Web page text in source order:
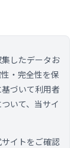
したデータお
・完全性を保
づいて利用者
いて、当サイ
イトをご確認